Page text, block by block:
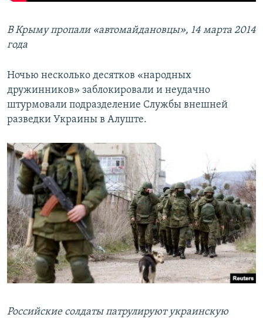
В Крыму пропали «автомайдановцы», 14 марта 2014
года
Ночью несколько десятков «народных
дружинников» заблокировали и неудачно
штурмовали подразделение Службы внешней
разведки Украины в Алуште.
Российские солдаты патрулируют украинскую